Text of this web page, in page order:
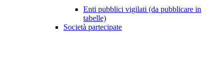
Enti pubblici vigilati (da pubblicare in
tabelle)
Società partecipate